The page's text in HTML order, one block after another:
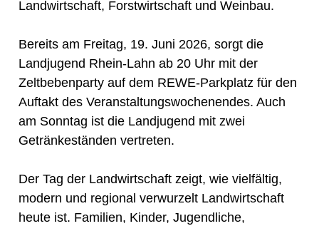
Landwirtschaft, Forstwirtschaft und Weinbau.
Bereits am Freitag, 19. Juni 2026, sorgt die
Landjugend Rhein-Lahn ab 20 Uhr mit der
Zeltbebenparty auf dem REWE-Parkplatz für den
Auftakt des Veranstaltungswochenendes. Auch
am Sonntag ist die Landjugend mit zwei
Getränkeständen vertreten.
Der Tag der Landwirtschaft zeigt, wie vielfältig,
modern und regional verwurzelt Landwirtschaft
heute ist. Familien, Kinder, Jugendliche,